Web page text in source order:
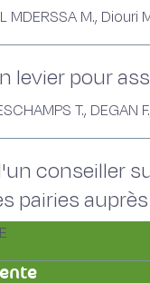
M., Diouri
levier pour
T.,
conseiller
pairies